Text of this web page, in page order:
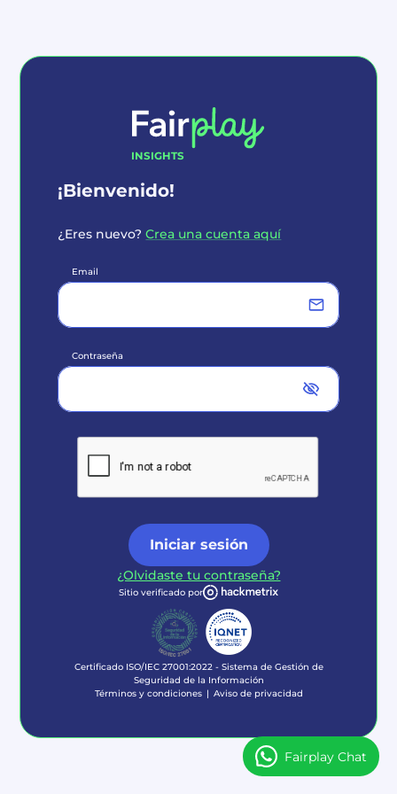
INSIGHTS
¡Bienvenido!
¿Eres nuevo? Crea una cuenta aquí
Email
Contraseña
Iniciar sesión
¿Olvidaste tu contraseña?
Sitio verificado por
Certificado ISO/IEC 27001:2022 - Sistema de Gestión de
Seguridad de la Información
Términos y condiciones
Aviso de privacidad
Fairplay Chat